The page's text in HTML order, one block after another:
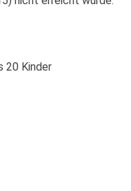
20 Kinder